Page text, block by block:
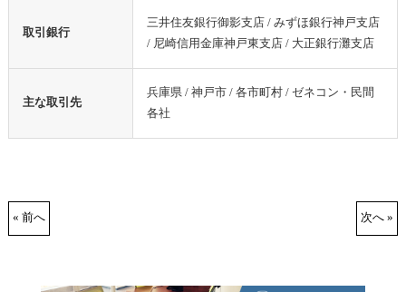
取引銀行
三井住友銀行御影支店 / みずほ銀行神戸支店
/ 尼崎信用金庫神戸東支店 / 大正銀行灘支店
主な取引先
兵庫県 / 神戸市 / 各市町村 / ゼネコン・民間
各社
« 前へ 次へ »